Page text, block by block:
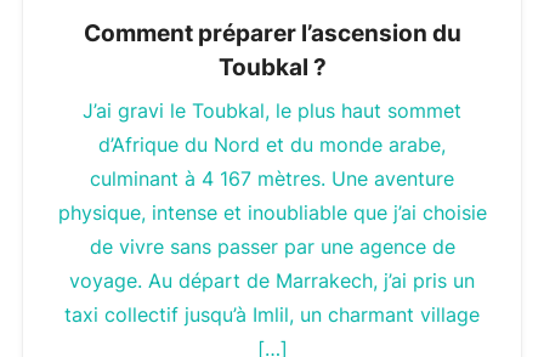
Comment préparer l’ascension du
Toubkal ?
J’ai gravi le Toubkal, le plus haut sommet
d’Afrique du Nord et du monde arabe,
culminant à 4 167 mètres. Une aventure
physique, intense et inoubliable que j’ai choisie
de vivre sans passer par une agence de
voyage. Au départ de Marrakech, j’ai pris un
taxi collectif jusqu’à Imlil, un charmant village
[…]